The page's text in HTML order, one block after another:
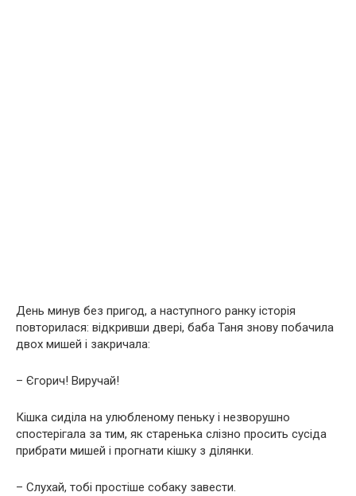
День минув без пригод, а наступного ранку історія
повторилася: відкривши двері, баба Таня знову побачила
двох мишей і закричала:
– Єгорич! Виручай!
Кішка сиділа на улюбленому пеньку і незворушно
спостерігала за тим, як старенька слізно просить сусіда
прибрати мишей і прогнати кішку з ділянки.
– Слухай, тобі простіше собаку завести.